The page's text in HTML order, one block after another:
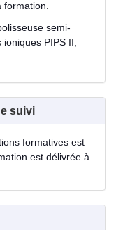
semi-
PIPS II,
suivi
formatives est
est délivrée à